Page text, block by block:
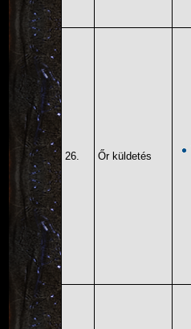
26. Őr küldetés